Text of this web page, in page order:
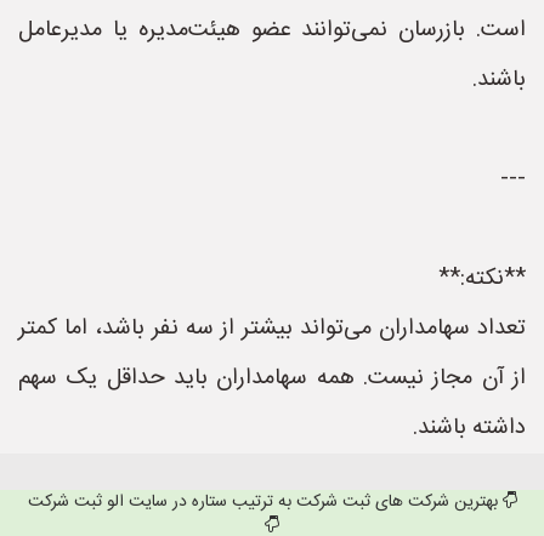
است. بازرسان نمی‌توانند عضو هیئت‌مدیره یا مدیرعامل
باشند.
---
**نکته:**
تعداد سهامداران می‌تواند بیشتر از سه نفر باشد، اما کمتر
از آن مجاز نیست. همه سهامداران باید حداقل یک سهم
داشته باشند.
بهترین شرکت های ثبت شرکت به ترتیب ستاره در سایت الو ثبت شرکت